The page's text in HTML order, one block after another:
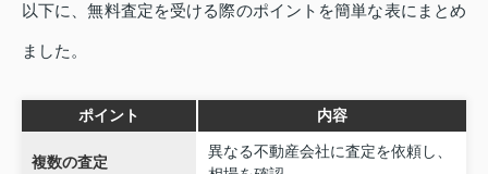
以下に、無料査定を受ける際のポイントを簡単な表にまとめ
ました。
ポイント 内容
複数の査定
異なる不動産会社に査定を依頼し、